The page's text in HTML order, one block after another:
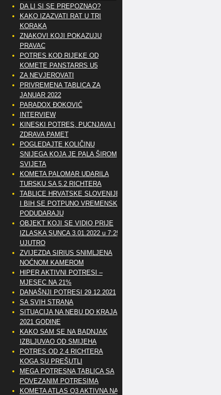
DA LI SI SE PREPOZNAO?
KAKO IZAZVATI RAT U TRI
KORAKA
ZNAKOVI KOJI POKAZUJU
PRAVAC
POTRES KOD RIJEKE OD
KOMETE PANSTARRS U5
ZA NEVJEROVATI
PRIVREMENA TABLICA ZA
JANUAR 2022
PARADOX ĐOKOVIĆ
INTERVIEW
KINESKI POTRES, PUCNJAVA I
ZDRAVA PAMET
POGLEDAJTE KOLIČINU
SNIJEGA KOJA JE PALA ŠIROM
SVIJETA
KOMETA PALOMAR UDARILA
TURSKU SA 5.2 RICHTERA
TABLICE HRVATSKE SLOVENIJE
I BIH SE POTPUNO VREMENSKI
PODUDARAJU
OBJEKT KOJI SE VIDIO PRIJE
IZLASKA SUNCA 3.01.2022 u 7:25
UJUTRO
ZVIJEZDA SIRIUS SNIMLJENA
NOĆNOM KAMEROM
HIPER AKTIVNI POTRESI –
MJESEC NA 21%
DANAŠNJI POTRESI 29.12.2021
SA SVIH STRANA
SITUACIJA NA NEBU DO KRAJA
2021 GODINE
KAKO SAM SE NA BADNJAK
IZBLJUVAO OD SMIJEHA
POTRES OD 2.4 RICHTERA
KOGA SU PREŠUTLI
MEGA POTRESNA TABLICA SA
POVEZANIM POTRESIMA
KOMETA ATLAS Q3 AKTIVNA NA